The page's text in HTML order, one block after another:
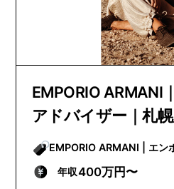
EMPORIO ARMANI
アドバイザー｜札
年収400万円〜